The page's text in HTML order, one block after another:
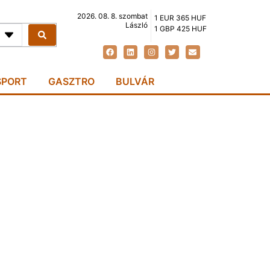
2026. 08. 8. szombat
László
1 EUR 365 HUF
1 GBP 425 HUF
GASZTRO BULVÁR